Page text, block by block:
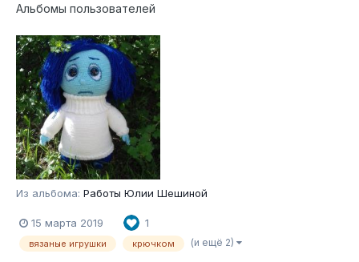
Альбомы пользователей
Из альбома: Работы Юлии Шешиной
15 марта 2019 1
вязаные игрушки крючком (и ещё 2)